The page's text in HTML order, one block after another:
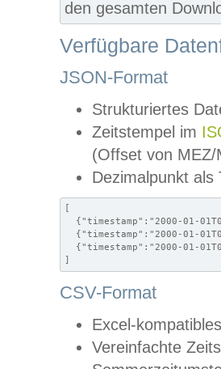
den gesamten
Verfügbare
JSON-Format
Strukturiertes
Zeitstempel im
(Offset von MEZ/
Dezimalpunkt als
[
{"timestamp":"2000-01-
{"timestamp":"2000-01-
{"timestamp":"2000-01-
]
CSV-Format
Excel-
Vereinfachte